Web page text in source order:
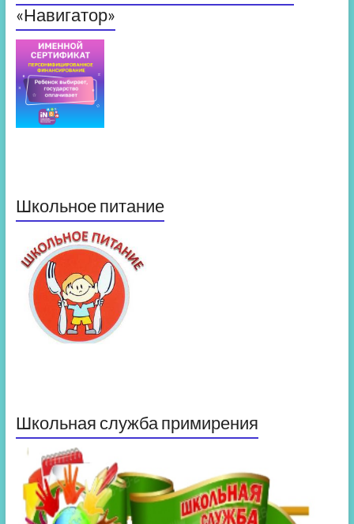
«Навигатор»
Школьное питание
Школьная служба примирения